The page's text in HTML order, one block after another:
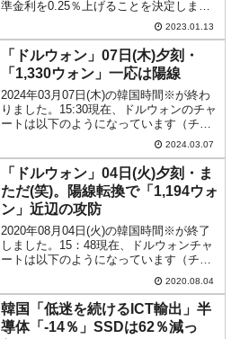
準金利を0.25％上げることを決定しまし
た。予定どおりですが、これで7回連続の
金利上昇判断です。以下は、『韓国銀
行』が出したプレスリリースの全文で
す。面倒くさい...
2023.01.13
「ドルウォン」07日(木)夕刻・
「1,330ウォン」一応は陽線
2024年03月07日(木)の韓国時間※が終わ
りました。15:30現在、ドルウォンのチャ
ートは以下のようになっています（チャ
ートは『Investing.com』より引用）。う
っすらですが、現在のところ陽線。「1ド
ル＝1,330ウォン」近辺の...
2024.03.07
「ドルウォン」04日(火)夕刻・ま
ただ(笑)。陽線転換で「1,194ウォ
ン」近辺の攻防
2020年08月04日(火)の韓国時間※が終了
しました。15：48現在、ドルウォンチャ
ートは以下のようになっています（チャ
ートは『Investing.com』より引用：以下
同）。まただ。陽線に転換しました(笑)。
2ウォンほどですがウォン安進...
2020.08.04
韓国「低迷を続けるICT輸出」半
導体「-14％」SSDは62％減っ